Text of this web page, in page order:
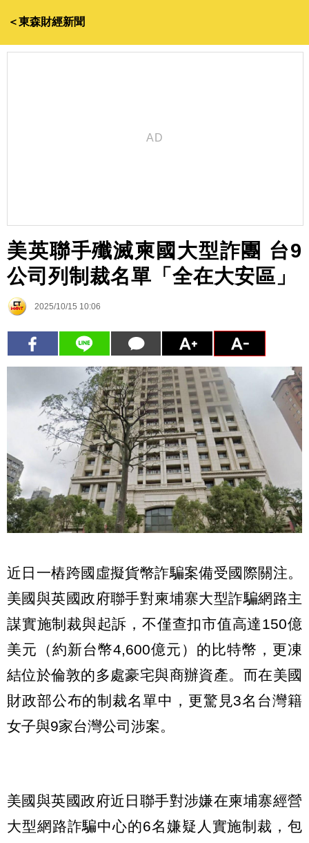
＜東森財經新聞
美英聯手殲滅柬國大型詐團 台9
公司列制裁名單「全在大安區」
2025/10/15 10:06
近日一樁跨國虛擬貨幣詐騙案備受國際關注。
美國與英國政府聯手對柬埔寨大型詐騙網路主
謀實施制裁與起訴，不僅查扣市值高達150億
美元（約新台幣4,600億元）的比特幣，更凍
結位於倫敦的多處豪宅與商辦資產。而在美國
財政部公布的制裁名單中，更驚見3名台灣籍
女子與9家台灣公司涉案。
美國與英國政府近日聯手對涉嫌在柬埔寨經營
大型網路詐騙中心的6名嫌疑人實施制裁，包